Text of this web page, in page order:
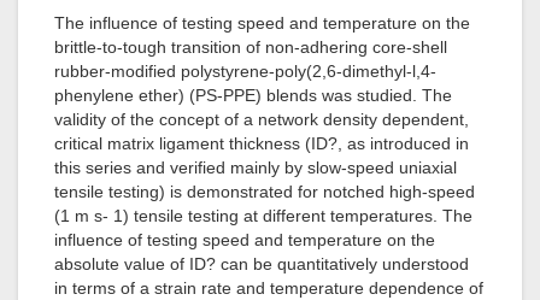
The influence of testing speed and temperature on the
brittle-to-tough transition of non-adhering core-shell
rubber-modified polystyrene-poly(2,6-dimethyl-l,4-
phenylene ether) (PS-PPE) blends was studied. The
validity of the concept of a network density dependent,
critical matrix ligament thickness (ID?, as introduced in
this series and verified mainly by slow-speed uniaxial
tensile testing) is demonstrated for notched high-speed
(1 m s- 1) tensile testing at different temperatures. The
influence of testing speed and temperature on the
absolute value of ID? can be quantitatively understood
in terms of a strain rate and temperature dependence of